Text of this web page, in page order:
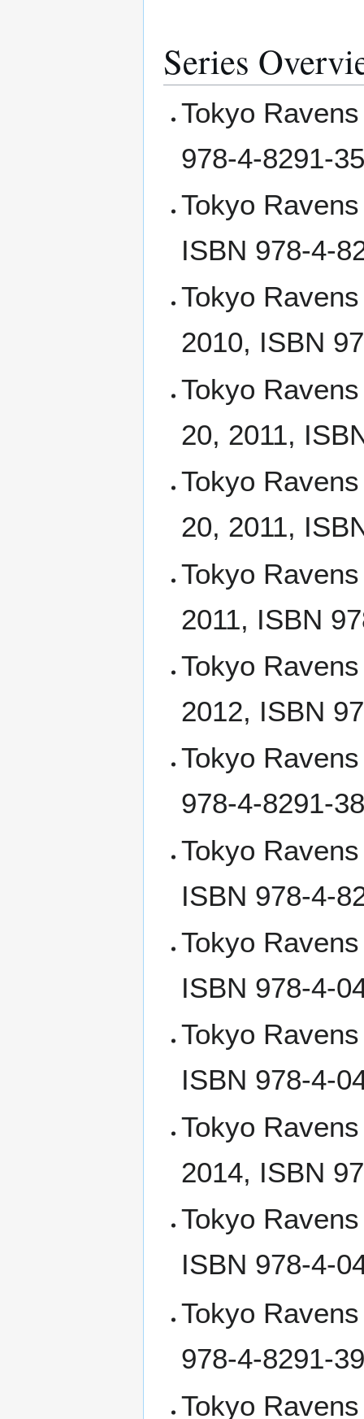
Series
Tokyo
978-4-8291-
Tokyo
ISBN 978-4-
Tokyo
2010, ISBN
Tokyo
20, 2011,
Tokyo
20, 2011,
Tokyo
2011, ISBN
Tokyo
2012, ISBN
Tokyo
978-4-8291-
Tokyo
ISBN 978-4-
Tokyo
ISBN 978-4-
Tokyo
ISBN 978-4-
Tokyo
2014, ISBN
Tokyo
ISBN 978-4-
Tokyo
978-4-8291-
Tokyo